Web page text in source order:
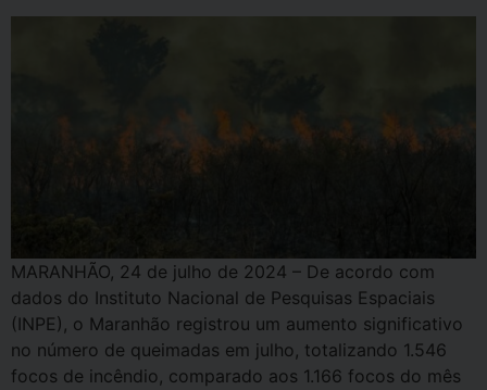
MARANHÃO, 24 de julho de 2024 – De acordo com
dados do Instituto Nacional de Pesquisas Espaciais
(INPE), o Maranhão registrou um aumento significativo
no número de queimadas em julho, totalizando 1.546
focos de incêndio, comparado aos 1.166 focos do mês